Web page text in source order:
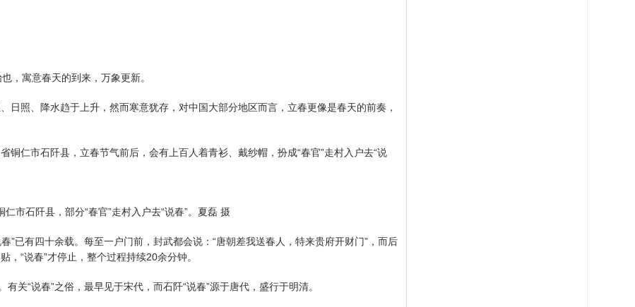
寓意春天的到来，万象更新。
照、降水趋于上升，然而寒意犹存，对中国大部分地区而言，立春更像是春天的前奏，
仁市石阡县，立春节气前后，会有上百人着青衫、戴纱帽，扮成“春官”走村入户去“说
仁市石阡县，部分“春官”走村入户去“说春”。夏磊 摄
有四十余载。每至一户门前，封武都会说：“唐朝差我送春人，特来贵府开财门”，而后
“说春”才停止，整个过程持续20余分钟。
“说春”之俗，最早见于宋代，而石阡“说春”源于唐代，盛行于明清。